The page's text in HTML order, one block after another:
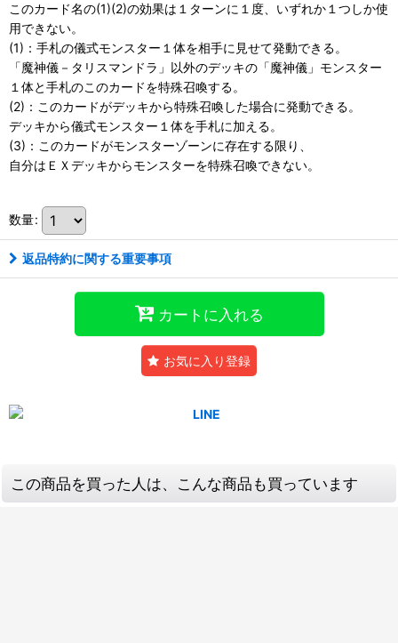
このカード名の(1)(2)の効果は１ターンに１度、いずれか１つしか使
用できない。
(1)：手札の儀式モンスター１体を相手に見せて発動できる。
「魔神儀－タリスマンドラ」以外のデッキの「魔神儀」モンスター
１体と手札のこのカードを特殊召喚する。
(2)：このカードがデッキから特殊召喚した場合に発動できる。
デッキから儀式モンスター１体を手札に加える。
(3)：このカードがモンスターゾーンに存在する限り、
自分はＥＸデッキからモンスターを特殊召喚できない。
数量:
返品特約に関する重要事項
カートに入れる
お気に入り登録
この商品を買った人は、こんな商品も買っています